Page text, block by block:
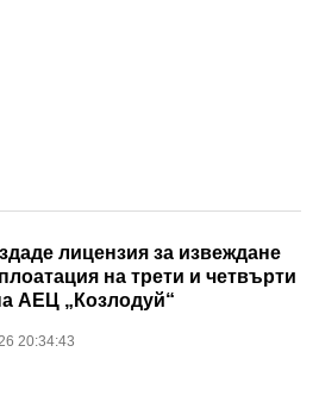
лицензия за извеждане
на трети и четвърти
АЕЦ „Козлодуй“
20:34:43